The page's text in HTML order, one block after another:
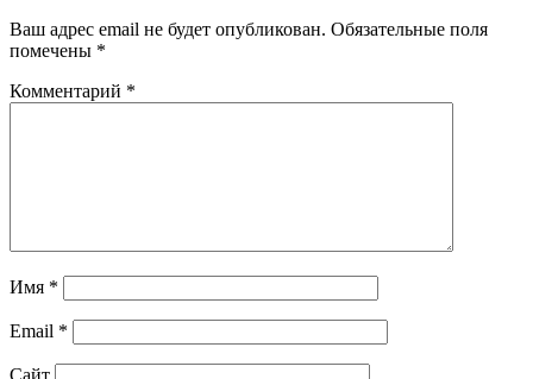
Ваш адрес email не будет опубликован. Обязательные поля
помечены *
Комментарий *
Имя *
Email *
Сайт